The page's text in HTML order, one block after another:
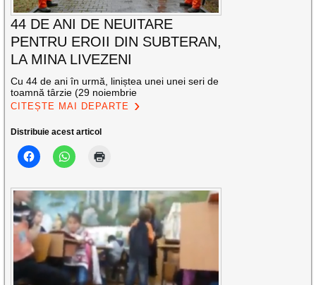
44 DE ANI DE NEUITARE
PENTRU EROII DIN SUBTERAN,
LA MINA LIVEZENI
Cu 44 de ani în urmă, liniștea unei unei seri de
toamnă târzie (29 noiembrie
CITEȘTE MAI DEPARTE
Distribuie acest articol